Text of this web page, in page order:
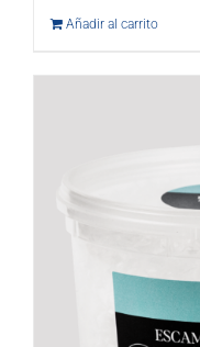
Añadir al carrito